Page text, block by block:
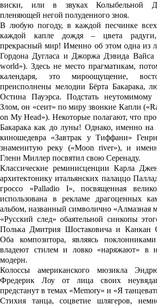
виски, или в звуках Колыбельной
пленяющей негой полуденного зноя.
В любую погоду, в каждой песчинке
каждой капле дождя – цвета
прекрасный мир! Именно об этом одна из
Гордона Дугласа и Джоржа Дэвида Вайса
world»). Здесь не место прагматикам,
календаря, это мироощущение,
преисполнены мелодии Бёрта Бакарака,
Остина Пауэрса. Подстать
Злом, он «сеит» по миру звонкие Капли
on My Head»). Некоторые полагают, что
Бакарака как до луны! Однако, именно на
киношедевра «Завтрак у Тиффани»
знаменитую реку («Moon river»), и
Гленн Миллер посвятил свою Серенаду.
Классические реминисценции Карла
архитектонику итальянских палаццо
гроссо «Palladio I», посвященная
использована в рекламе драгоценных
альбом, названный символично «Алмазная
«Русский след» обаятельной синкопы
Полька Дмитрия Шостаковича и Канкан
Оба композитора, являясь
владеют стилем и ловко «наряжают» в
модерн.
Колоссы американского мюзикла
Фредерик Лоу от лица своих
предстанут в темах «Memory» и «Я
Стихия танца, соцветие шлягеров,